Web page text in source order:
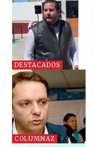
DESTACADOS
COLUMNAZ